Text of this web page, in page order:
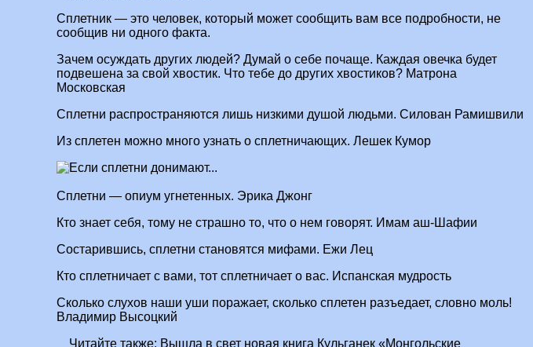
Сплетник — это человек, который может сообщить вам все подробности, не
сообщив ни одного факта.
Зачем осуждать других людей? Думай о себе почаще. Каждая овечка будет
подвешена за свой хвостик. Что тебе до других хвостиков? Матрона
Московская
Сплетни распространяются лишь низкими душой людьми. Силован Рамишвили
Из сплетен можно много узнать о сплетничающих. Лешек Кумор
Сплетни — опиум угнетенных. Эрика Джонг
Кто знает себя, тому не страшно то, что о нем говорят. Имам аш-Шафии
Состарившись, сплетни становятся мифами. Ежи Лец
Кто сплетничает с вами, тот сплетничает о вас. Испанская мудрость
Сколько слухов наши уши поражает, сколько сплетен разъедает, словно моль!
Владимир Высоцкий
Читайте также: Вышла в свет новая книга Кульганек «Монгольские